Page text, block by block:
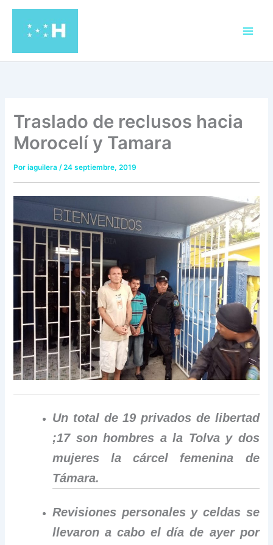
contenido
Traslado de reclusos hacia
Morocelí y Tamara
Poriaguilera/24 septiembre, 2019
Un total de 19 privados de libertad
;17 son hombres a la Tolva y dos
mujeres la cárcel femenina de
Támara.
Revisiones personales y celdas se
llevaron a cabo el día de ayer por